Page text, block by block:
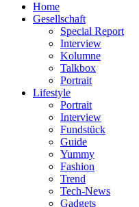
Home
Gesellschaft
Special Report
Interview
Kolumne
Talkbox
Portrait
Lifestyle
Portrait
Interview
Fundstück
Guide
Yummy
Fashion
Trend
Tech-News
Gadgets